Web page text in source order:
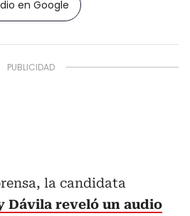
en Google
la candidata
Dávila reveló un audio